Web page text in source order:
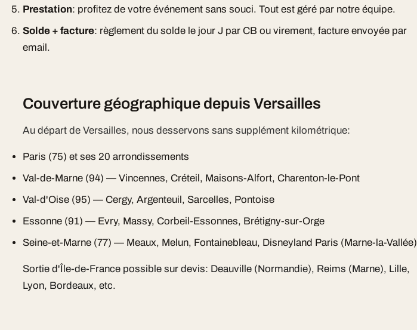
Prestation: profitez de votre événement sans souci. Tout est géré par notre équipe.
Solde + facture: règlement du solde le jour J par CB ou virement, facture envoyée par
email.
Couverture géographique depuis Versailles
Au départ de Versailles, nous desservons sans supplément kilométrique:
Paris (75) et ses 20 arrondissements
Val-de-Marne (94) — Vincennes, Créteil, Maisons-Alfort, Charenton-le-Pont
Val-d'Oise (95) — Cergy, Argenteuil, Sarcelles, Pontoise
Essonne (91) — Evry, Massy, Corbeil-Essonnes, Brétigny-sur-Orge
Seine-et-Marne (77) — Meaux, Melun, Fontainebleau, Disneyland Paris (Marne-la-Vallée)
Sortie d'Île-de-France possible sur devis: Deauville (Normandie), Reims (Marne), Lille,
Lyon, Bordeaux, etc.